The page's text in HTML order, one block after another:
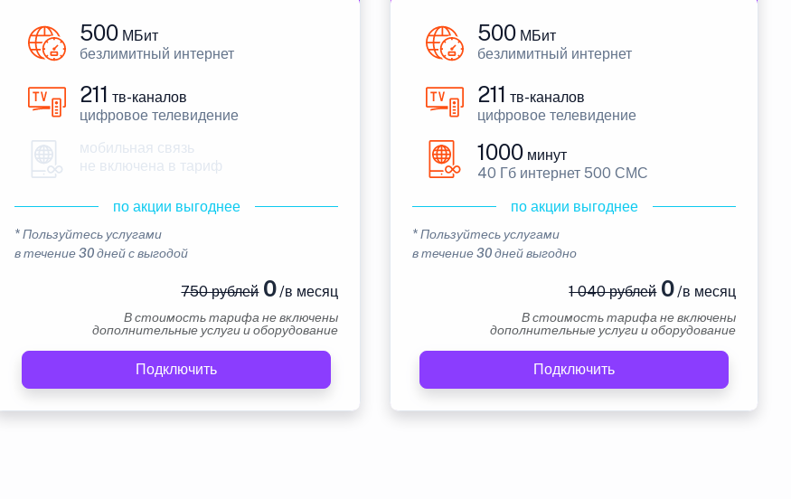
500 МБит
безлимитный интернет
211 тв-каналов
цифровое телевидение
мобильная связь
не включена в тариф
по акции выгоднее
* Пользуйтесь услугами
в течение 30 дней с выгодой
750 рублей0/в месяц
В стоимость тарифа не включены
дополнительные услуги и оборудование
Подключить
500 МБит
безлимитный интернет
211 тв-каналов
цифровое телевидение
1000 минут
40 Гб интернет 500 СМС
по акции выгоднее
* Пользуйтесь услугами
в течение 30 дней выгодно
1 040 рублей0/в месяц
В стоимость тарифа не включены
дополнительные услуги и оборудование
Подключить